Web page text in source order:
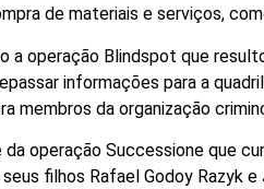
de materiais e serviços,
a operação Blindspot que
informações para a
membros da organização
operação Successione que
filhos Rafael Godoy Razyk e